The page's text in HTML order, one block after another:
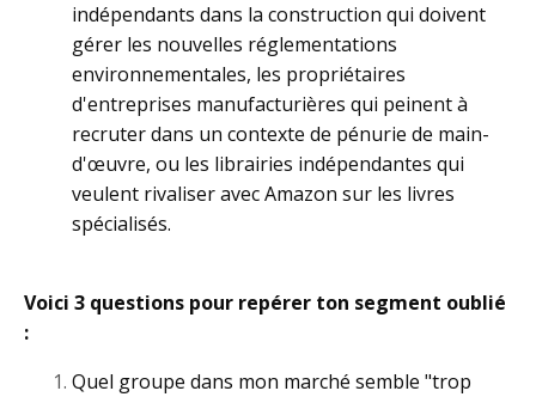
indépendants dans la construction qui doivent
gérer les nouvelles réglementations
environnementales, les propriétaires
d'entreprises manufacturières qui peinent à
recruter dans un contexte de pénurie de main-
d'œuvre, ou les librairies indépendantes qui
veulent rivaliser avec Amazon sur les livres
spécialisés.
Voici 3 questions pour repérer ton segment oublié
:
Quel groupe dans mon marché semble "trop